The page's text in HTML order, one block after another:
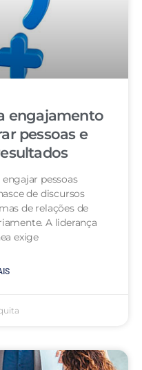
engajamento
pessoas e
pessoas
de discursos
de relações de
A liderança
exige